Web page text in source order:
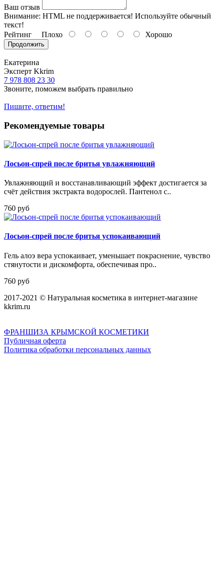
Ваш отзыв
Внимание: HTML не поддерживается! Используйте обычный
текст!
Рейтинг Плохо Хорошо
Продолжить
Екатерина
Эксперт Kkrim
7 978 808 23 30
Звоните, поможем выбрать правильно
Пишите, ответим!
Рекомендуемые товары
Лосьон-спрей после бритья увлажняющий
Увлажняющий и восстанавливающий эффект достигается за
счёт действия экстракта водорослей. Пантенол с..
760 руб
Лосьон-спрей после бритья успокаивающий
Гель алоэ вера успокаивает, уменьшает покраснение, чувство
стянутости и дискомфорта, обеспечивая про..
760 руб
2017-2021 © Натуральная косметика в интернет-магазине
kkrim.ru
ФРАНШИЗА КРЫМСКОЙ КОСМЕТИКИ
Публичная оферта
Политика обработки персональных данных